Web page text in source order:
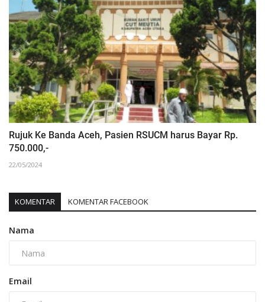
Rujuk Ke Banda Aceh, Pasien RSUCM harus Bayar Rp.
750.000,-
22/05/2024
KOMENTAR KOMENTAR FACEBOOK
Nama
Email